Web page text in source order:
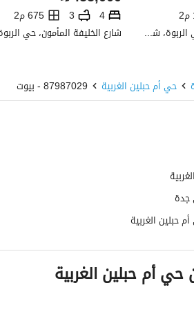
جديد
825420013133
-
شارع الحافظ الواسطي، حي الربوة، شمال جدة، جدة
4
3 675 م2
حي أم حبلين الغربية 87987029 - بيوت
حي أم حبلين الغربية